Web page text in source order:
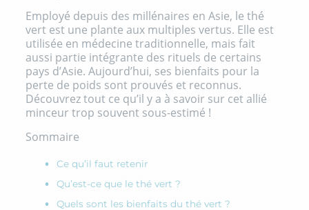
Employé depuis des millénaires en Asie, le thé
vert est une plante aux multiples vertus. Elle est
utilisée en médecine traditionnelle, mais fait
aussi partie intégrante des rituels de certains
pays d’Asie. Aujourd’hui, ses bienfaits pour la
perte de poids sont prouvés et reconnus.
Découvrez tout ce qu’il y a à savoir sur cet allié
minceur trop souvent sous-estimé !
Sommaire
Ce qu’il faut retenir
Qu’est-ce que le thé vert ?
Quels sont les bienfaits du thé vert ?